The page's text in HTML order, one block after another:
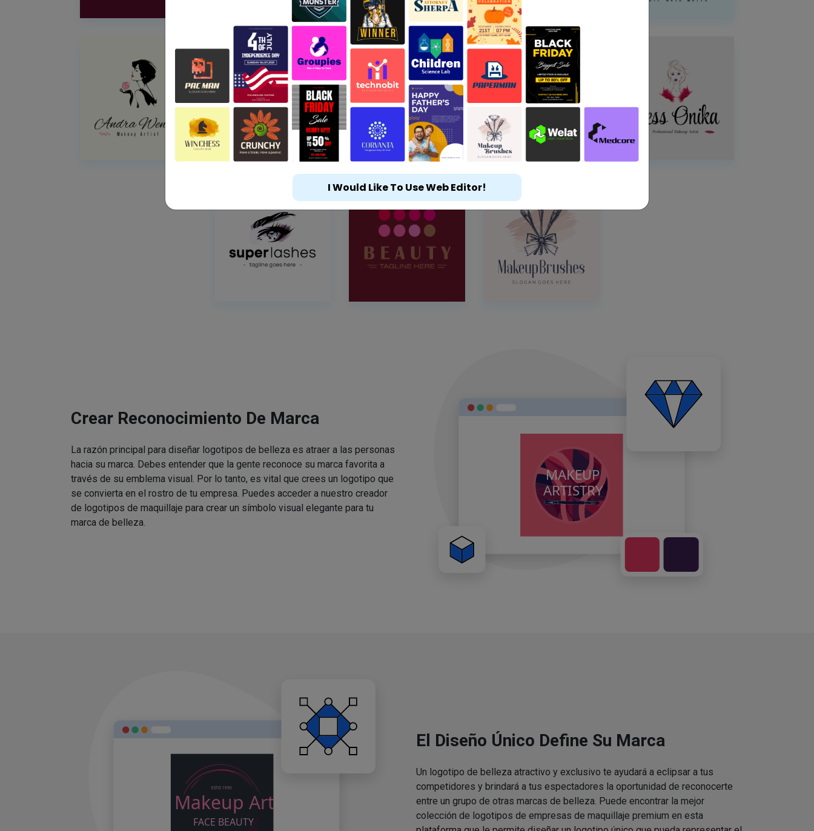
Crear Reconocimiento De Marca
La razón principal para diseñar logotipos de belleza es atraer a las personas
hacia su marca. Debes entender que la gente reconoce su marca favorita a
través de su emblema visual. Por lo tanto, es vital que crees un logotipo que
se convierta en el rostro de tu empresa. Puedes acceder a nuestro creador
de logotipos de maquillaje para crear un símbolo visual elegante para tu
marca de belleza.
El Diseño Único Define Su Marca
Un logotipo de belleza atractivo y exclusivo te ayudará a eclipsar a tus
competidores y brindará a tus espectadores la oportunidad de reconocerte
entre un grupo de otras marcas de belleza. Puede encontrar la mejor
colección de logotipos de empresas de maquillaje premium en esta
I Would Like To Use Web Editor!